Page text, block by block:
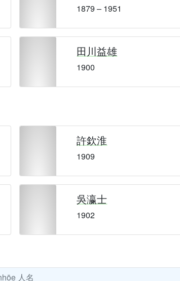
1879 – 1951
田川益雄
1900
許欽淮
1909
吳瀛士
1902